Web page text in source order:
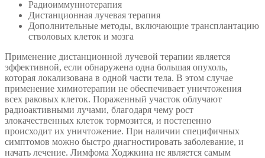
Радиоиммуннотерапия
Дистанционная лучевая терапия
Дополнительные методы, включающие трансплантацию
стволовых клеток и мозга
Применение дистанционной лучевой терапии является
эффективной, если обнаружена одна большая опухоль,
которая локализована в одной части тела. В этом случае
применение химиотерапии не обеспечивает уничтожения
всех раковых клеток. Пораженный участок облучают
радиоактивными лучами, благодаря чему рост
злокачественных клеток тормозится, и постепенно
происходит их уничтожение. При наличии специфичных
симптомов можно быстро диагностировать заболевание, и
начать лечение. Лимфома Ходжкина не является самым